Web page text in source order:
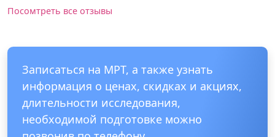
информация о ценах, скидках и акциях,
8 (495) 125-08-64